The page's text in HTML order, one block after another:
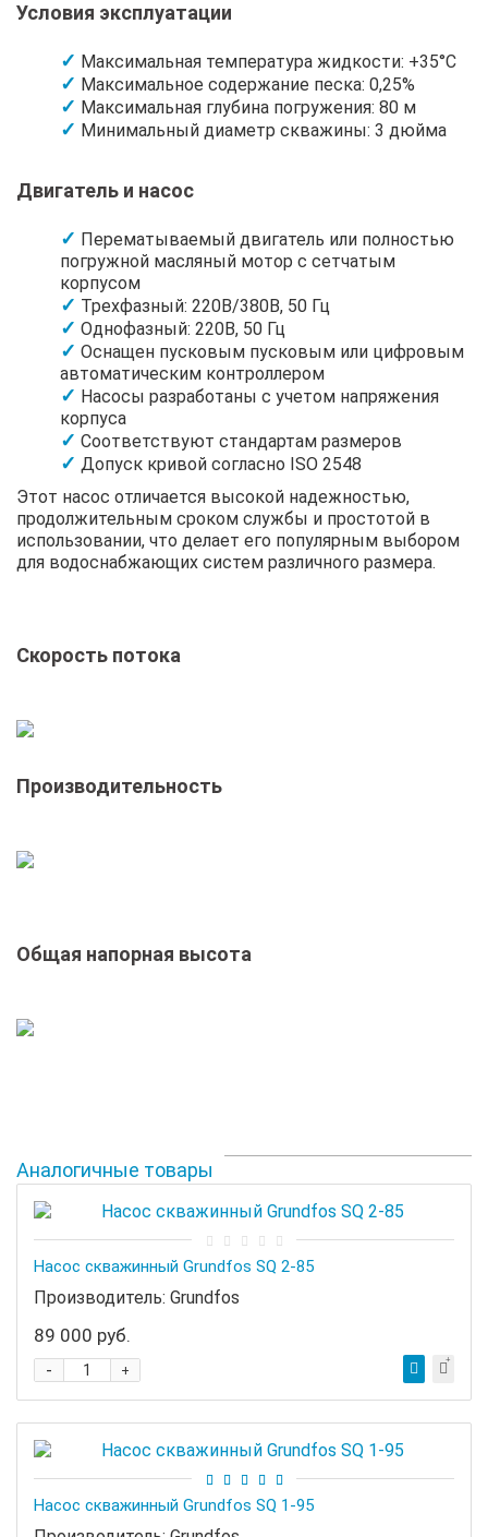
Условия эксплуатации
Максимальная температура жидкости: +35°C
Максимальное содержание песка: 0,25%
Максимальная глубина погружения: 80 м
Минимальный диаметр скважины: 3 дюйма
Двигатель и насос
Перематываемый двигатель или полностью
погружной масляный мотор с сетчатым
корпусом
Трехфазный: 220В/380В, 50 Гц
Однофазный: 220В, 50 Гц
Оснащен пусковым пусковым или цифровым
автоматическим контроллером
Насосы разработаны с учетом напряжения
корпуса
Соответствуют стандартам размеров
Допуск кривой согласно ISO 2548
Этот насос отличается высокой надежностью,
продолжительным сроком службы и простотой в
использовании, что делает его популярным выбором
для водоснабжающих систем различного размера.
Скорость потока
Производительность
Общая напорная высота
Аналогичные товары
Насос скважинный Grundfos SQ 2-85
Производитель: Grundfos
89 000 руб.
+
-
Насос скважинный Grundfos SQ 1-95